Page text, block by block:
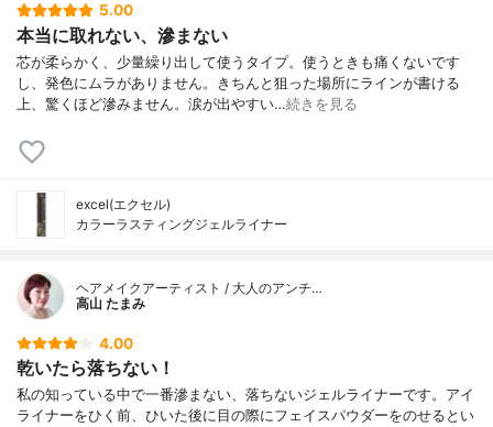
5.00
本当に取れない、滲まない
芯が柔らかく、少量繰り出して使うタイプ。使うときも痛くないです
し、発色にムラがありません。きちんと狙った場所にラインが書ける
上、驚くほど滲みません。涙が出やすい…続きを見る
excel(エクセル)
カラーラスティングジェルライナー
ヘアメイクアーティスト / 大人のアンチ…
高山 たまみ
4.00
乾いたら落ちない！
私の知っている中で一番滲まない、落ちないジェルライナーです。アイ
ライナーをひく前、ひいた後に目の際にフェイスパウダーをのせるとい